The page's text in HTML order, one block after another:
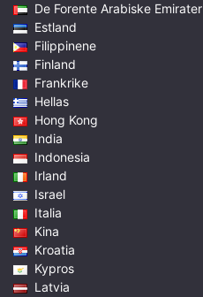
De Forente Arabiske Emirater
Estland
Filippinene
Finland
Frankrike
Hellas
Hong Kong
India
Indonesia
Irland
Israel
Italia
Kina
Kroatia
Kypros
Latvia